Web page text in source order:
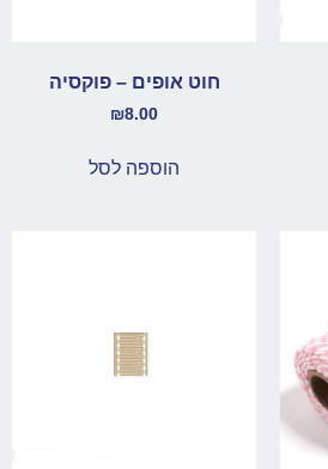
חוט אופים – פוקסיה
₪8.00
הוספה לסל